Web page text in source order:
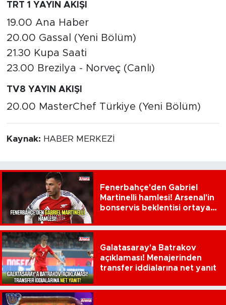
TRT 1 YAYIN AKIŞI
19.00 Ana Haber
20.00 Gassal (Yeni Bölüm)
21.30 Kupa Saati
23.00 Brezilya - Norveç (Canlı)
TV8 YAYIN AKIŞI
20.00 MasterChef Türkiye (Yeni Bölüm)
Kaynak: HABER MERKEZİ
Fenerbahçe'den Gabriel
Martinelli hamlesi! Arsenal'in
bonservis beklentisi ortaya
Galatasaray'a Batrakov
açıklaması! Menajerinden
transfer iddialarına net yanıt